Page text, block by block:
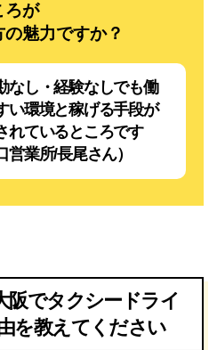
ろが
魅力ですか？
なし・経験なしでも働
い環境と稼げる手段が
れているところです
営業所/長尾さん）
阪でタクシードライ
を教えてください